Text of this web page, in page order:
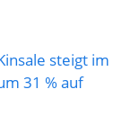
steigt im
31 % auf